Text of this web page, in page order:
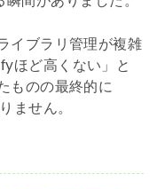
ブラリ管理が複雑
ほど高くない」と
ものの最終的に
せん。